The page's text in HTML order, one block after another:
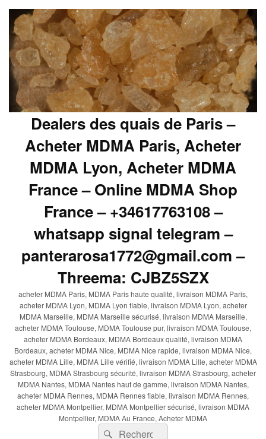
Dealers des quais de Paris –
Acheter MDMA Paris, Acheter
MDMA Lyon, Acheter MDMA
France – Online MDMA Shop
France – +34617763108 –
whatsapp signal telegram –
panterarosa1772@gmail.com –
Threema: CJBZ5SZX
acheter MDMA Paris, MDMA Paris haute qualité, livraison MDMA Paris,
acheter MDMA Lyon, MDMA Lyon fiable, livraison MDMA Lyon, acheter
MDMA Marseille, MDMA Marseille sécurisé, livraison MDMA Marseille,
acheter MDMA Toulouse, MDMA Toulouse pur, livraison MDMA Toulouse,
acheter MDMA Bordeaux, MDMA Bordeaux qualité, livraison MDMA
Bordeaux, acheter MDMA Nice, MDMA Nice rapide, livraison MDMA Nice,
acheter MDMA Lille, MDMA Lille vérifié, livraison MDMA Lille, acheter MDMA
Strasbourg, MDMA Strasbourg sécurité, livraison MDMA Strasbourg, acheter
MDMA Nantes, MDMA Nantes haut de gamme, livraison MDMA Nantes,
acheter MDMA Rennes, MDMA Rennes fiable, livraison MDMA Rennes,
acheter MDMA Montpellier, MDMA Montpellier sécurisé, livraison MDMA
Montpellier, MDMA Au France, Acheter MDMA
Recherche :
Rechercher